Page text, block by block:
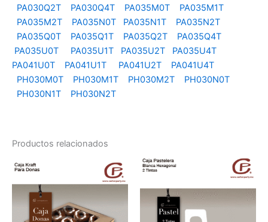
PA030Q2T PA030Q4T PA035M0T PA035M1T
PA035M2T PA035N0T PA035N1T PA035N2T
PA035Q0T PA035Q1T PA035Q2T PA035Q4T
PA035U0T
PA035U1T PA035U2T
PA035U4T
PA041U0T PA041U1T PA041U2T PA041U4T
PH030M0T PH030M1T PH030M2T PH030N0T
PH030N1T PH030N2T
Productos relacionados